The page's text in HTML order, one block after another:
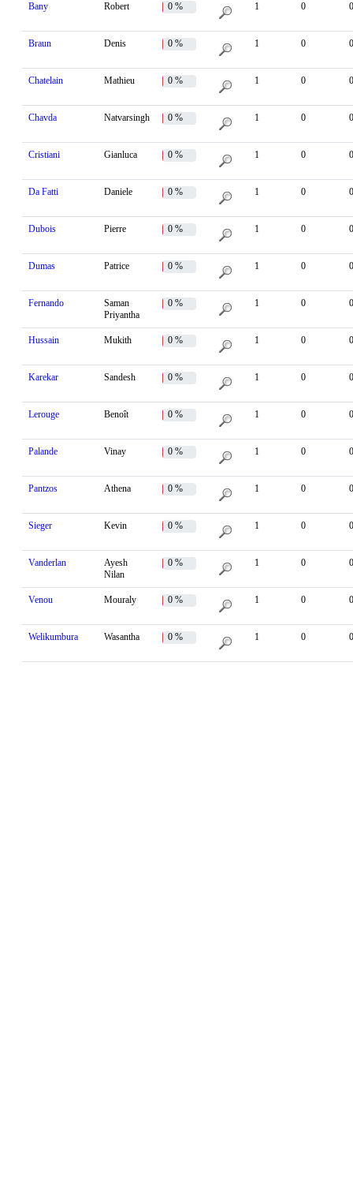
Bany Robert 0 % 1 0 0
Braun Denis 0 % 1 0 0
Chatelain Mathieu 0 % 1 0 0
Chavda Natvarsingh 0 % 1 0 0
Cristiani Gianluca 0 % 1 0 0
Da Fatti Daniele 0 % 1 0 0
Dubois Pierre 0 % 1 0 0
Dumas Patrice 0 % 1 0 0
Fernando
Saman
Priyantha
0 % 1 0 0
Hussain Mukith 0 % 1 0 0
Karekar Sandesh 0 % 1 0 0
Lerouge Benoît 0 % 1 0 0
Palande Vinay 0 % 1 0 0
Pantzos Athena 0 % 1 0 0
Sieger Kevin 0 % 1 0 0
Vanderlan
Ayesh
Nilan
0 % 1 0 0
Venou Mouraly 0 % 1 0 0
Welikumbura Wasantha 0 % 1 0 0